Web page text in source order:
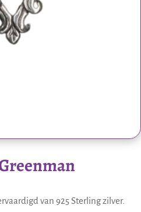
van 925 Sterling zilver.